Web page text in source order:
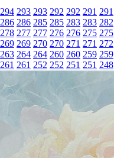
294 293 293 292 292 291 291
286 286 285 285 283 283 282
278 277 277 276 276 275 275
269 269 270 270 271 271 272
263 264 264 260 260 259 259
261 261 252 252 251 251 248